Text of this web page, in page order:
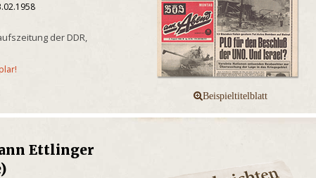
der DDR,
Ettlinger